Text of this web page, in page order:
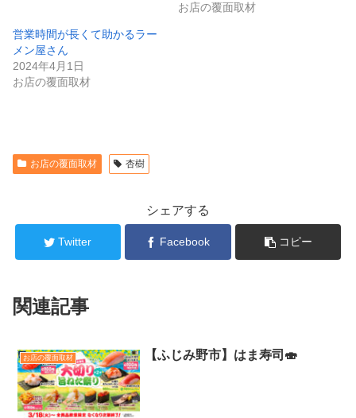
お店の覆面取材
営業時間が長くて助かるラー
メン屋さん
2024年4月1日
お店の覆面取材
お店の覆面取材 杏樹
シェアする
Twitter Facebook コピー
関連記事
お店の覆面取材 【ふじみ野市】はま寿司🍣